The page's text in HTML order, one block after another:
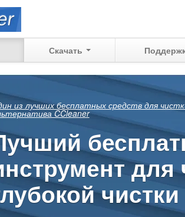
Скачать
что
можно
прошлых действий на
на работе